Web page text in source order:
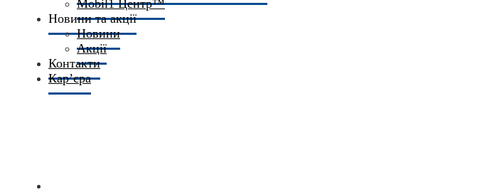
Mobil1 Центр™​
Новини та акції
Новини
Акції
Контакти
Кар’єра